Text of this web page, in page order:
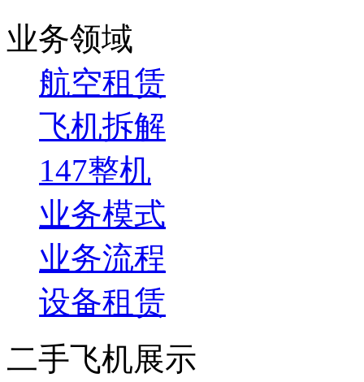
业务领域
航空租赁
飞机拆解
147整机
业务模式
业务流程
设备租赁
二手飞机展示